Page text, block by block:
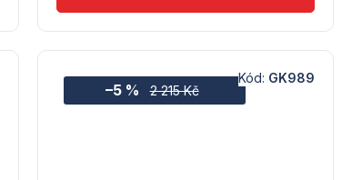
2 215 Kč
–5 %
Kód: GK989